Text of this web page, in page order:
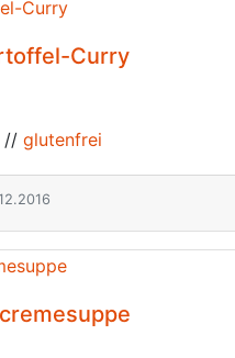
Curry
// glutenfrei